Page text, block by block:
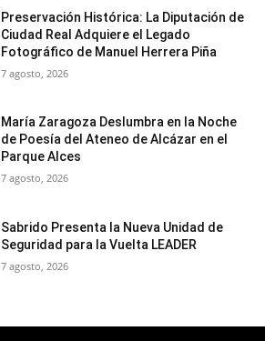
Preservación Histórica: La Diputación de
Ciudad Real Adquiere el Legado
Fotográfico de Manuel Herrera Piña
7 agosto, 2026
María Zaragoza Deslumbra en la Noche
de Poesía del Ateneo de Alcázar en el
Parque Alces
7 agosto, 2026
Sabrido Presenta la Nueva Unidad de
Seguridad para la Vuelta LEADER
7 agosto, 2026